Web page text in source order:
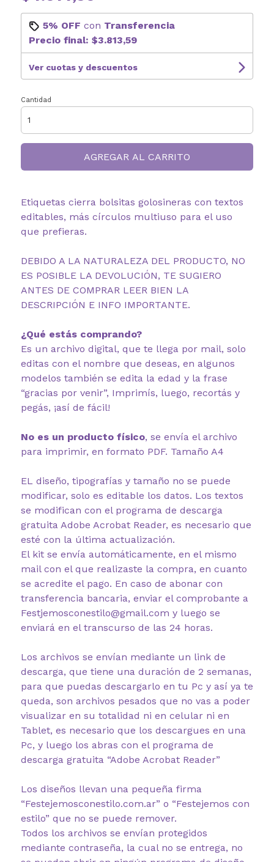
5% OFF con Transferencia
Precio final: $3.813,59
Ver cuotas y descuentos
Cantidad
AGREGAR AL CARRITO
Etiquetas cierra bolsitas golosineras con textos
editables, más círculos multiuso para el uso
que prefieras.
DEBIDO A LA NATURALEZA DEL PRODUCTO, NO
ES POSIBLE LA DEVOLUCIÓN, TE SUGIERO
ANTES DE COMPRAR LEER BIEN LA
DESCRIPCIÓN E INFO IMPORTANTE.
¿Qué estás comprando?
Es un archivo digital, que te llega por mail, solo
editas con el nombre que deseas, en algunos
modelos también se edita la edad y la frase
“gracias por venir”, Imprimís, luego, recortás y
pegás, ¡así de fácil!
No es un producto físico, se envía el archivo
para imprimir, en formato PDF. Tamaño A4
EL diseño, tipografías y tamaño no se puede
modificar, solo es editable los datos. Los textos
se modifican con el programa de descarga
gratuita Adobe Acrobat Reader, es necesario que
esté con la última actualización.
El kit se envía automáticamente, en el mismo
mail con el que realizaste la compra, en cuanto
se acredite el pago. En caso de abonar con
transferencia bancaria, enviar el comprobante a
Festjemosconestilo@gmail.com y luego se
enviará en el transcurso de las 24 horas.
Los archivos se envían mediante un link de
descarga, que tiene una duración de 2 semanas,
para que puedas descargarlo en tu Pc y así ya te
queda, son archivos pesados que no vas a poder
visualizar en su totalidad ni en celular ni en
Tablet, es necesario que los descargues en una
Pc, y luego los abras con el programa de
descarga gratuita “Adobe Acrobat Reader”
Los diseños llevan una pequeña firma
“Festejemosconestilo.com.ar” o “Festejemos con
estilo” que no se puede remover.
Todos los archivos se envían protegidos
mediante contraseña, la cual no se entrega, no